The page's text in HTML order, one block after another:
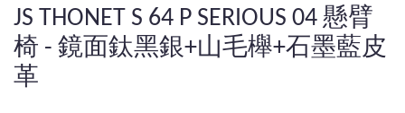
JS THONET S 64 P SERIOUS 04 懸臂
椅 - 鏡面鈦黑銀+山毛櫸+石墨藍皮
革